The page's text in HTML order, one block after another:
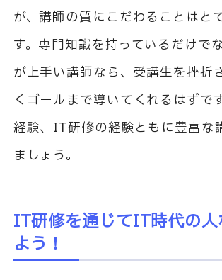
が、講師の質にこだわることはと
す。専門知識を持っているだけで
が上手い講師なら、受講生を挫折
くゴールまで導いてくれるはずで
経験、 IT研修の経験ともに豊富な
ましょう。
IT研修を通じてIT時代の
よう！